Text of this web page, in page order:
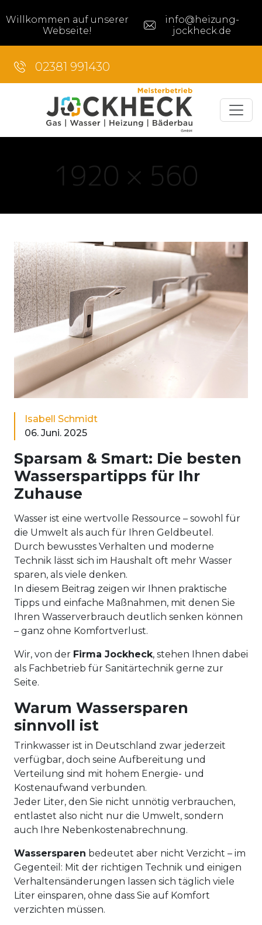
Willkommen auf unserer
Webseite!
info@heizung-
jockheck.de
02381 991430
Isabell Schmidt
06. Juni. 2025
Sparsam & Smart: Die besten
Wasserspartipps für Ihr
Zuhause
Wasser ist eine wertvolle Ressource – sowohl für
die Umwelt als auch für Ihren Geldbeutel.
Durch bewusstes Verhalten und moderne
Technik lässt sich im Haushalt oft mehr Wasser
sparen, als viele denken.
In diesem Beitrag zeigen wir Ihnen praktische
Tipps und einfache Maßnahmen, mit denen Sie
Ihren Wasserverbrauch deutlich senken können
– ganz ohne Komfortverlust.
Wir, von der Firma Jockheck, stehen Ihnen dabei
als Fachbetrieb für Sanitärtechnik gerne zur
Seite.
Warum Wassersparen
sinnvoll ist
Trinkwasser ist in Deutschland zwar jederzeit
verfügbar, doch seine Aufbereitung und
Verteilung sind mit hohem Energie- und
Kostenaufwand verbunden.
Jeder Liter, den Sie nicht unnötig verbrauchen,
entlastet also nicht nur die Umwelt, sondern
auch Ihre Nebenkostenabrechnung.
Wassersparen bedeutet aber nicht Verzicht – im
Gegenteil: Mit der richtigen Technik und einigen
Verhaltensänderungen lassen sich täglich viele
Liter einsparen, ohne dass Sie auf Komfort
verzichten müssen.